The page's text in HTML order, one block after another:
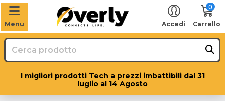
Menu Accedi
0
Carrello
I migliori prodotti Tech a prezzi imbattibili dal 31
luglio al 14 Agosto